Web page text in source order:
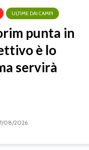
ULTIME DAI CAMPI
punta in
è lo
servirà
08/2026